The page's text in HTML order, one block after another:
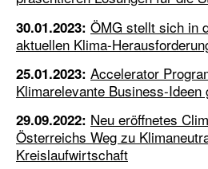
30.01.2023: ÖMG stellt sich in
aktuellen Klima-
25.01.2023: Accelerator
Klimarelevante Business-Ideen
29.09.2022: Neu eröffnetes
Österreichs Weg zu
Kreislaufwirtschaft